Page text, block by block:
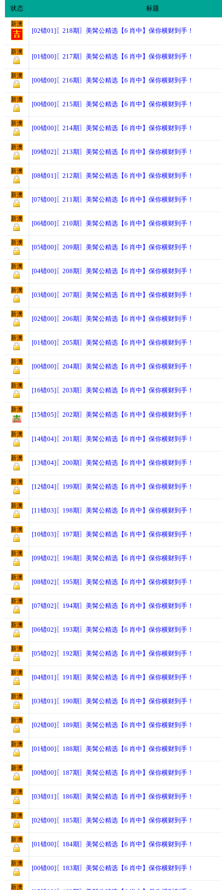
状态 标题
新澳
[02错01]〖218期〗美髯公精选【6 肖中】保你横财到手！
新澳
[01错00]〖217期〗美髯公精选【6 肖中】保你横财到手！
新澳
[00错00]〖216期〗美髯公精选【6 肖中】保你横财到手！
新澳
[00错00]〖215期〗美髯公精选【6 肖中】保你横财到手！
新澳
[00错00]〖214期〗美髯公精选【6 肖中】保你横财到手！
新澳
[09错02]〖213期〗美髯公精选【6 肖中】保你横财到手！
新澳
[08错01]〖212期〗美髯公精选【6 肖中】保你横财到手！
新澳
[07错00]〖211期〗美髯公精选【6 肖中】保你横财到手！
新澳
[06错00]〖210期〗美髯公精选【6 肖中】保你横财到手！
新澳
[05错00]〖209期〗美髯公精选【6 肖中】保你横财到手！
新澳
[04错00]〖208期〗美髯公精选【6 肖中】保你横财到手！
新澳
[03错00]〖207期〗美髯公精选【6 肖中】保你横财到手！
新澳
[02错00]〖206期〗美髯公精选【6 肖中】保你横财到手！
新澳
[01错00]〖205期〗美髯公精选【6 肖中】保你横财到手！
新澳
[00错00]〖204期〗美髯公精选【6 肖中】保你横财到手！
新澳
[16错05]〖203期〗美髯公精选【6 肖中】保你横财到手！
新澳
[15错05]〖202期〗美髯公精选【6 肖中】保你横财到手！
新澳
[14错04]〖201期〗美髯公精选【6 肖中】保你横财到手！
新澳
[13错04]〖200期〗美髯公精选【6 肖中】保你横财到手！
新澳
[12错04]〖199期〗美髯公精选【6 肖中】保你横财到手！
新澳
[11错03]〖198期〗美髯公精选【6 肖中】保你横财到手！
新澳
[10错03]〖197期〗美髯公精选【6 肖中】保你横财到手！
新澳
[09错02]〖196期〗美髯公精选【6 肖中】保你横财到手！
新澳
[08错02]〖195期〗美髯公精选【6 肖中】保你横财到手！
新澳
[07错02]〖194期〗美髯公精选【6 肖中】保你横财到手！
新澳
[06错02]〖193期〗美髯公精选【6 肖中】保你横财到手！
新澳
[05错02]〖192期〗美髯公精选【6 肖中】保你横财到手！
新澳
[04错01]〖191期〗美髯公精选【6 肖中】保你横财到手！
新澳
[03错01]〖190期〗美髯公精选【6 肖中】保你横财到手！
新澳
[02错00]〖189期〗美髯公精选【6 肖中】保你横财到手！
新澳
[01错00]〖188期〗美髯公精选【6 肖中】保你横财到手！
新澳
[00错00]〖187期〗美髯公精选【6 肖中】保你横财到手！
新澳
[03错01]〖186期〗美髯公精选【6 肖中】保你横财到手！
新澳
[02错00]〖185期〗美髯公精选【6 肖中】保你横财到手！
新澳
[01错00]〖184期〗美髯公精选【6 肖中】保你横财到手！
新澳
[00错00]〖183期〗美髯公精选【6 肖中】保你横财到手！
新澳